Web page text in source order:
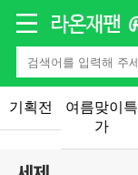
기획전
여름맞이특
가